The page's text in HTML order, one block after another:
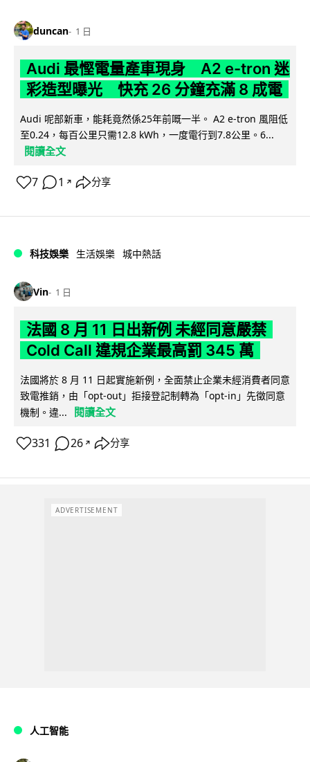
duncan 1 日
Audi 最慳電量產車現身 A2 e-tron 迷
彩造型曝光 快充 26 分鐘充滿 8 成電
Audi 呢部新車，能耗竟然係25年前嘅一半。 A2 e-tron 風阻低
至0.24，每百公里只需12.8 kWh，一度電行到7.8公里。6...
閱讀全文
7 1 ↗ 分享
科技娛樂 生活娛樂 城中熱話
Vin 1 日
法國 8 月 11 日出新例 未經同意嚴禁
Cold Call 違規企業最高罰 345 萬
法國將於 8 月 11 日起實施新例，全面禁止企業未經消費者同意
致電推銷，由「opt-out」拒接登記制轉為「opt-in」先徵同意
機制。違...
閱讀全文
331 26 ↗ 分享
ADVERTISEMENT
人工智能